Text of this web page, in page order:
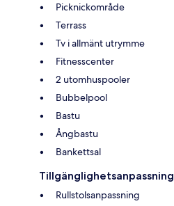
Picknickområde
Terrass
Tv i allmänt utrymme
Fitnesscenter
2 utomhuspooler
Bubbelpool
Bastu
Ångbastu
Bankettsal
Tillgänglighetsanpassning
Rullstolsanpassning